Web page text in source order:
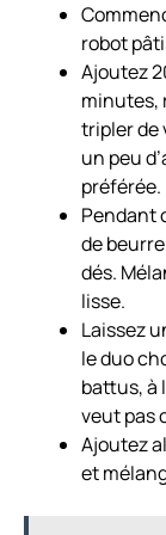
robot
Ajoutez
minutes,
tripler de
un peu
préférée.
Pendant
de
dés.
lisse.
Laissez
le duo
battus, à
veut pas
Ajoutez
et